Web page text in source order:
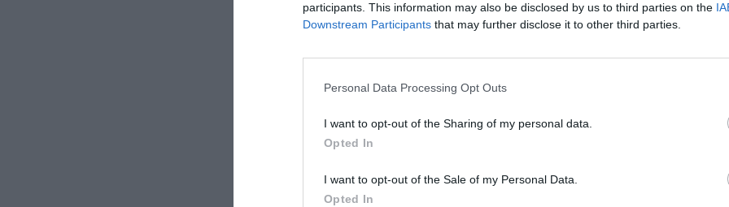
participants. This information may also be disclosed by us to third parties on the
Downstream Participants that may further disclose it to other third parties.
Personal Data Processing Opt Outs
I want to opt-out of the Sharing of my personal data.
Opted In
I want to opt-out of the Sale of my Personal Data.
Opted In
LAISSER UN COMMENTAIRE